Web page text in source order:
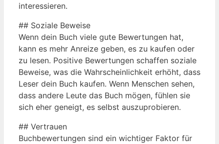
interessieren.
## Soziale Beweise
Wenn dein Buch viele gute Bewertungen hat,
kann es mehr Anreize geben, es zu kaufen oder
zu lesen. Positive Bewertungen schaffen soziale
Beweise, was die Wahrscheinlichkeit erhöht, dass
Leser dein Buch kaufen. Wenn Menschen sehen,
dass andere Leute das Buch mögen, fühlen sie
sich eher geneigt, es selbst auszuprobieren.
## Vertrauen
Buchbewertungen sind ein wichtiger Faktor für